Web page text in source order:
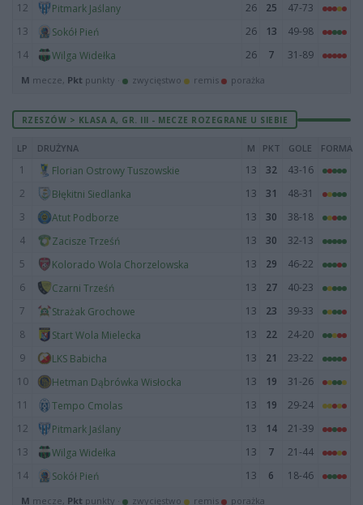
12
Pitmark Jaślany 26 25
47-73
13
Sokół Pień 26 13
49-98
14
Wilga Widełka 26 7 31-89
M mecze, Pkt punkty · zwycięstwo remis porażka
RZESZÓW > KLASA A, GR. III - MECZE ROZEGRANE U SIEBIE
LP DRUŻYNA M PKT GOLE FORMA
1 Florian Ostrowy Tuszowskie 13 32
43-16
2
Błękitni Siedlanka 13 31
48-31
3
Atut Podborze 13 30
38-18
4
Zacisze Trześń 13 30
32-13
5
Kolorado Wola Chorzelowska 13 29
46-22
6
Czarni Trześń 13 27
40-23
7
Strażak Grochowe 13 23
39-33
8
Start Wola Mielecka 13 22
24-20
9
LKS Babicha 13 21
23-22
10
Hetman Dąbrówka Wisłocka 13 19
31-26
11
Tempo Cmolas 13 19
29-24
12
Pitmark Jaślany 13 14
21-39
13
Wilga Widełka 13 7
21-44
14
Sokół Pień 13 6 18-46
M mecze, Pkt punkty · zwycięstwo remis porażka